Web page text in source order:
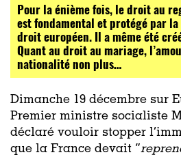
Pour la énième fois, le droit au
est fondamental et protégé par
droit européen. Il a même été
Quant au droit au mariage,
nationalité non plus…
Dimanche 19 décembre sur
Premier ministre socialiste
déclaré vouloir stopper
que la France devait “